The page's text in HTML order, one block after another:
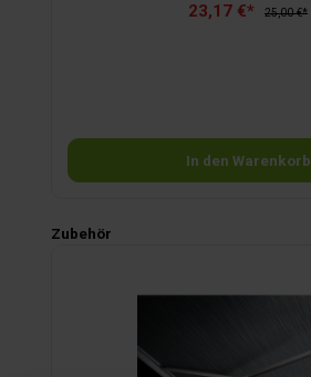
23,17 €* 25,00 €*
In den Warenkorb
Produktgalerie überspringen
Zubehör